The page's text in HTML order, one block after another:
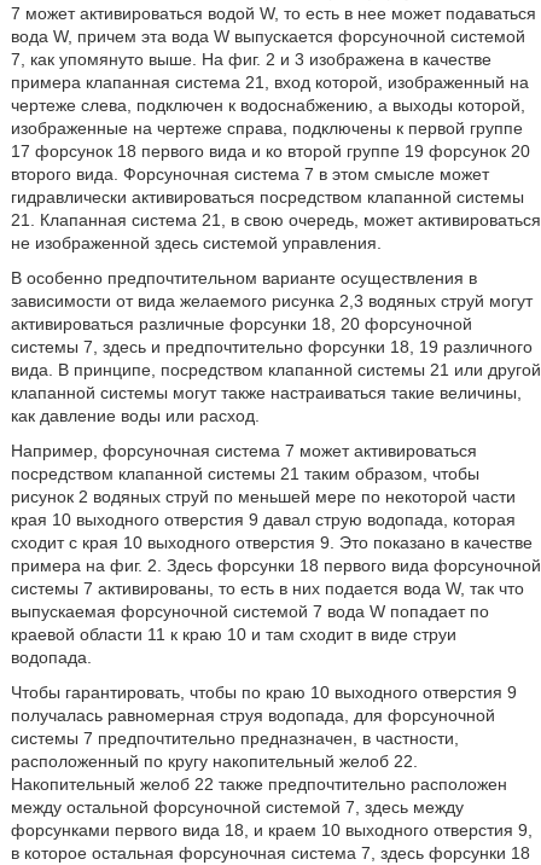
7 может активироваться водой W, то есть в нее может подаваться
вода W, причем эта вода W выпускается форсуночной системой
7, как упомянуто выше. На фиг. 2 и 3 изображена в качестве
примера клапанная система 21, вход которой, изображенный на
чертеже слева, подключен к водоснабжению, а выходы которой,
изображенные на чертеже справа, подключены к первой группе
17 форсунок 18 первого вида и ко второй группе 19 форсунок 20
второго вида. Форсуночная система 7 в этом смысле может
гидравлически активироваться посредством клапанной системы
21. Клапанная система 21, в свою очередь, может активироваться
не изображенной здесь системой управления.
В особенно предпочтительном варианте осуществления в
зависимости от вида желаемого рисунка 2,3 водяных струй могут
активироваться различные форсунки 18, 20 форсуночной
системы 7, здесь и предпочтительно форсунки 18, 19 различного
вида. В принципе, посредством клапанной системы 21 или другой
клапанной системы могут также настраиваться такие величины,
как давление воды или расход.
Например, форсуночная система 7 может активироваться
посредством клапанной системы 21 таким образом, чтобы
рисунок 2 водяных струй по меньшей мере по некоторой части
края 10 выходного отверстия 9 давал струю водопада, которая
сходит с края 10 выходного отверстия 9. Это показано в качестве
примера на фиг. 2. Здесь форсунки 18 первого вида форсуночной
системы 7 активированы, то есть в них подается вода W, так что
выпускаемая форсуночной системой 7 вода W попадает по
краевой области 11 к краю 10 и там сходит в виде струи
водопада.
Чтобы гарантировать, чтобы по краю 10 выходного отверстия 9
получалась равномерная струя водопада, для форсуночной
системы 7 предпочтительно предназначен, в частности,
расположенный по кругу накопительный желоб 22.
Накопительный желоб 22 также предпочтительно расположен
между остальной форсуночной системой 7, здесь между
форсунками первого вида 18, и краем 10 выходного отверстия 9,
в которое остальная форсуночная система 7, здесь форсунки 18